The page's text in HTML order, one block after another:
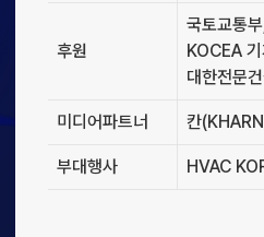
후원
국토교통
KOCEA
대한전문
미디어파트너 칸
부대행사 HVAC